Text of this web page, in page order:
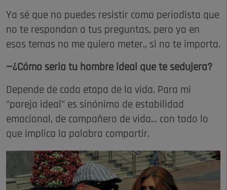
Ya sé que no puedes resistir como periodista que
no te respondan a tus preguntas, pero yo en
esos temas no me quiero meter., si no te importa.
—¿Cómo seria tu hombre ideal que te sedujera?
Depende de cada etapa de la vida. Para mi
"pareja ideal" es sinónimo de estabilidad
emocional, de compañero de vida... con todo lo
que implica la palabra compartir.